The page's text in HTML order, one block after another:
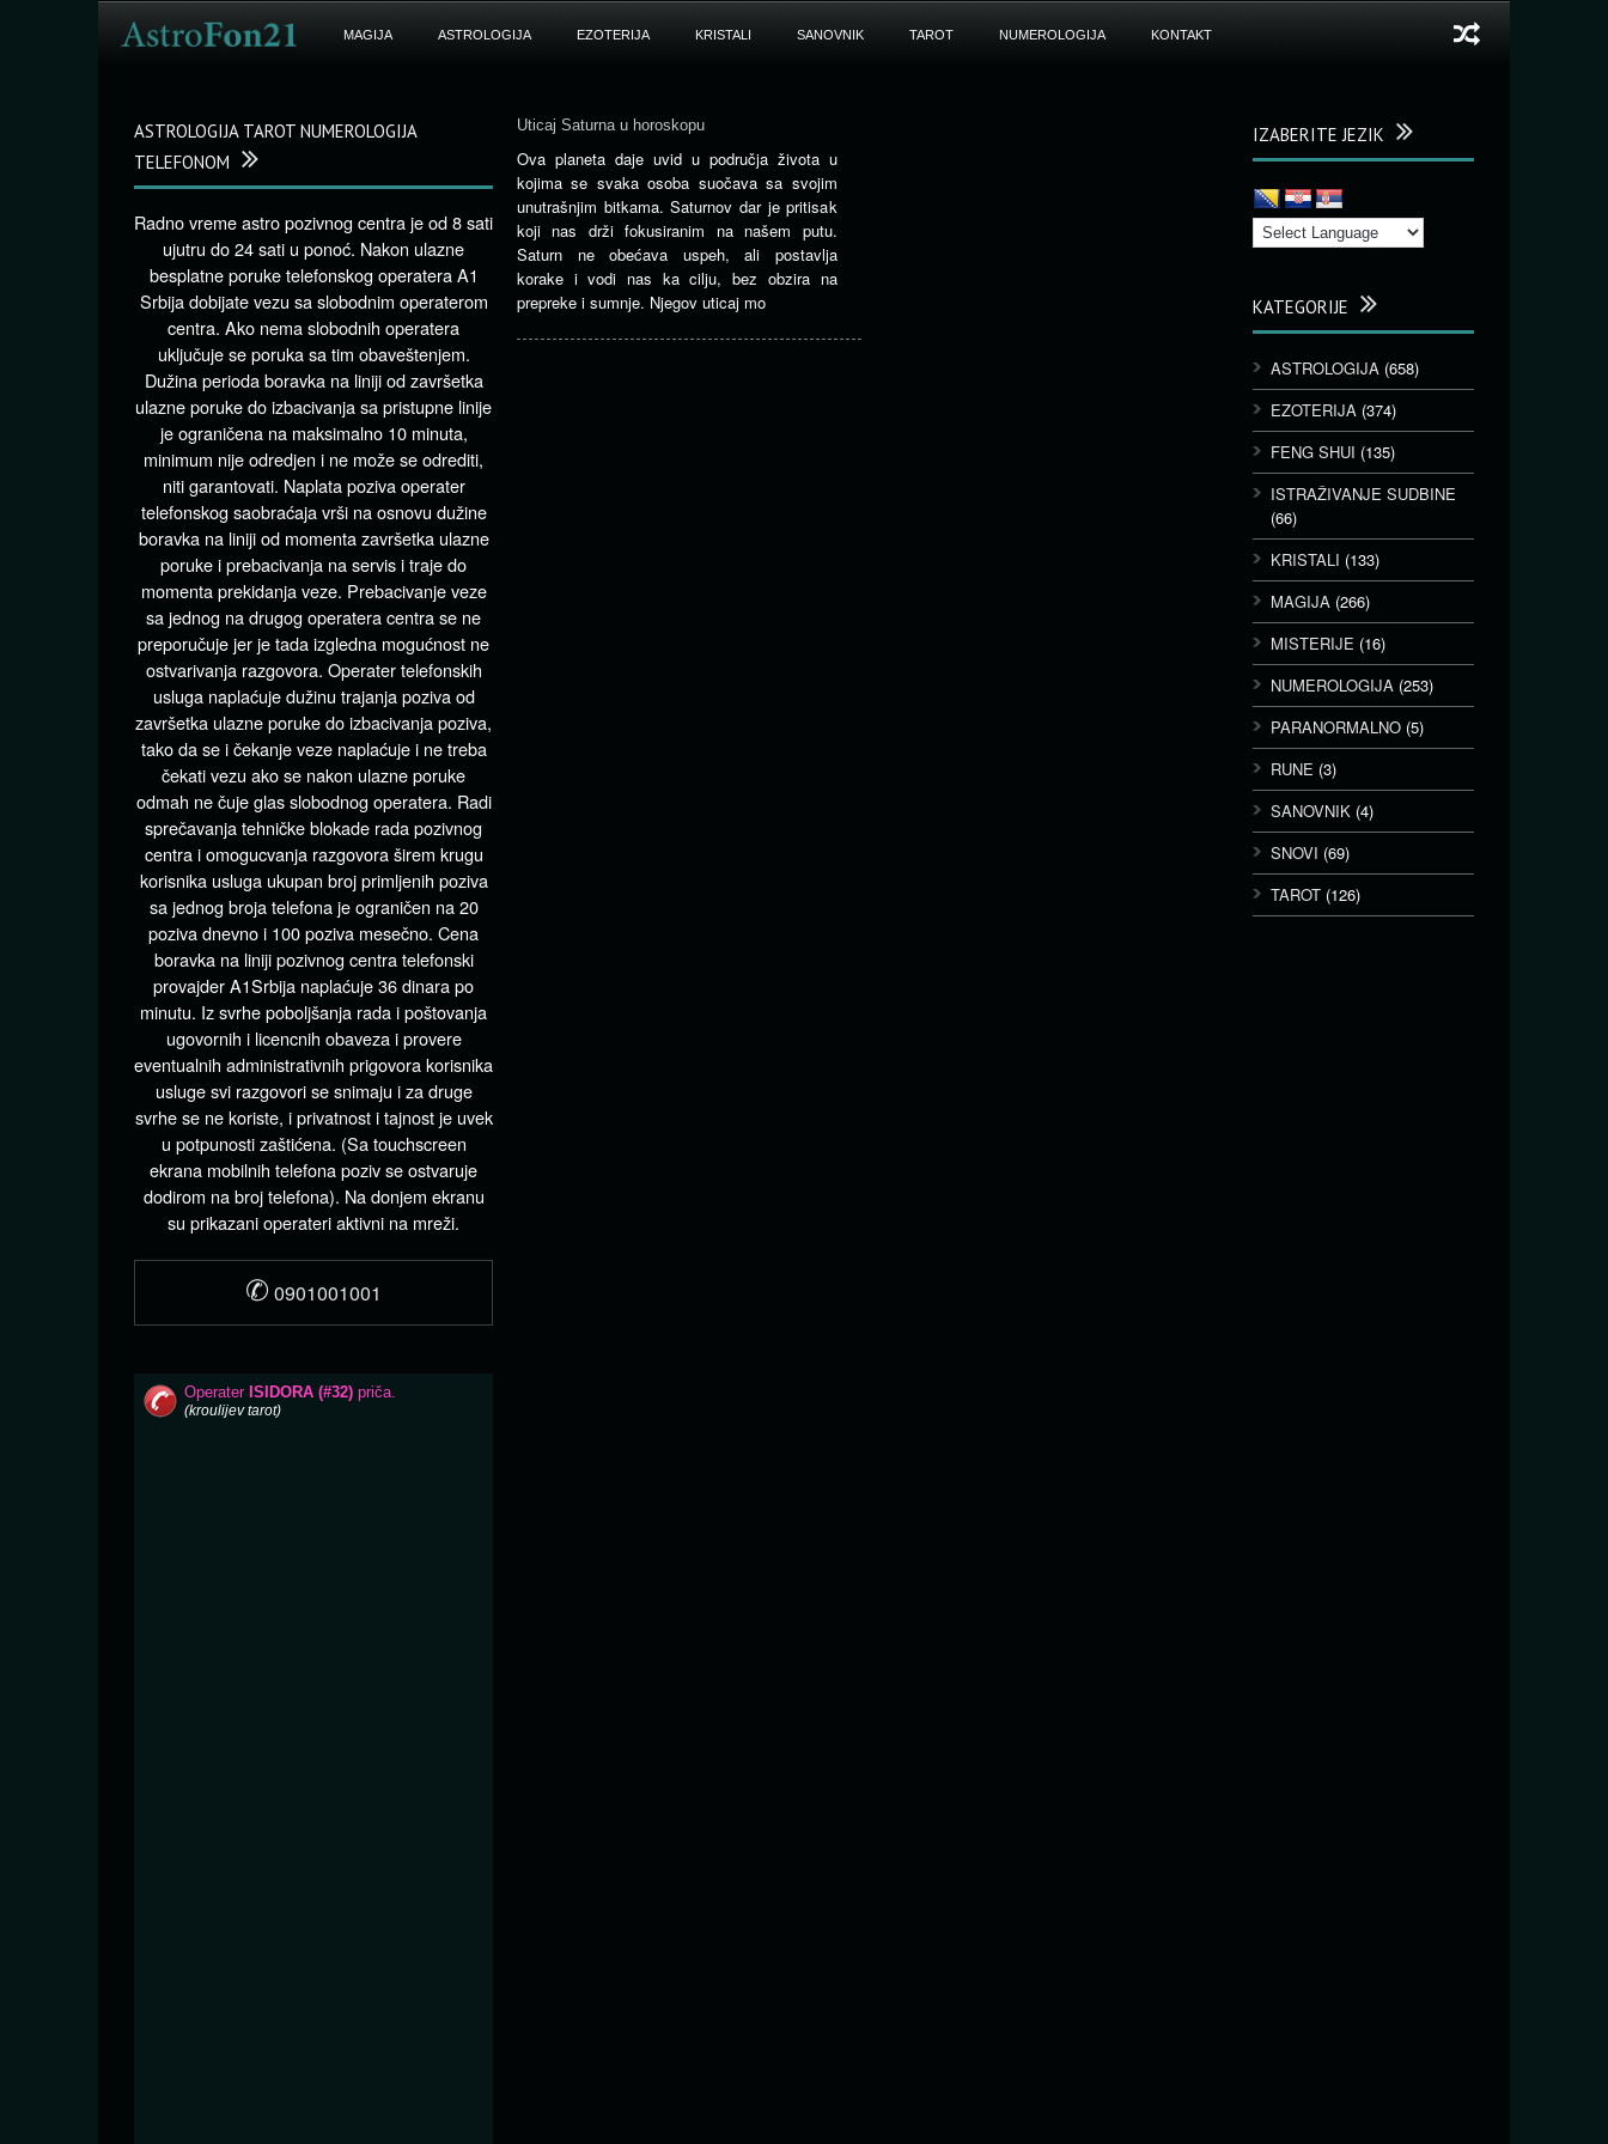
MAGIJA ASTROLOGIJA EZOTERIJA KRISTALI SANOVNIK TAROT NUMEROLOGIJA KONTAKT
Uticaj Saturna u horoskopu
Ova planeta daje uvid u područja života u
kojima se svaka osoba suočava sa svojim
unutrašnjim bitkama. Saturnov dar je pritisak
koji nas drži fokusiranim na našem putu.
Saturn ne obećava uspeh, ali postavlja
korake i vodi nas ka cilju, bez obzira na
prepreke i sumnje. Njegov uticaj mo
IZABERITE JEZIK
KATEGORIJE
ASTROLOGIJA (658)
EZOTERIJA (374)
FENG SHUI (135)
ISTRAŽIVANJE SUDBINE
(66)
KRISTALI (133)
MAGIJA (266)
MISTERIJE (16)
NUMEROLOGIJA (253)
PARANORMALNO (5)
RUNE (3)
SANOVNIK (4)
SNOVI (69)
TAROT (126)
ASTROLOGIJA TAROT NUMEROLOGIJA
TELEFONOM
Radno vreme astro pozivnog centra je od 8 sati
ujutru do 24 sati u ponoć. Nakon ulazne
besplatne poruke telefonskog operatera A1
Srbija dobijate vezu sa slobodnim operaterom
centra. Ako nema slobodnih operatera
uključuje se poruka sa tim obaveštenjem.
Dužina perioda boravka na liniji od završetka
ulazne poruke do izbacivanja sa pristupne linije
je ograničena na maksimalno 10 minuta,
minimum nije odredjen i ne može se odrediti,
niti garantovati. Naplata poziva operater
telefonskog saobraćaja vrši na osnovu dužine
boravka na liniji od momenta završetka ulazne
poruke i prebacivanja na servis i traje do
momenta prekidanja veze. Prebacivanje veze
sa jednog na drugog operatera centra se ne
preporučuje jer je tada izgledna mogućnost ne
ostvarivanja razgovora. Operater telefonskih
usluga naplaćuje dužinu trajanja poziva od
završetka ulazne poruke do izbacivanja poziva,
tako da se i čekanje veze naplaćuje i ne treba
čekati vezu ako se nakon ulazne poruke
odmah ne čuje glas slobodnog operatera. Radi
sprečavanja tehničke blokade rada pozivnog
centra i omogucvanja razgovora širem krugu
korisnika usluga ukupan broj primljenih poziva
sa jednog broja telefona je ograničen na 20
poziva dnevno i 100 poziva mesečno. Cena
boravka na liniji pozivnog centra telefonski
provajder A1Srbija naplaćuje 36 dinara po
minutu. Iz svrhe poboljšanja rada i poštovanja
ugovornih i licencnih obaveza i provere
eventualnih administrativnih prigovora korisnika
usluge svi razgovori se snimaju i za druge
svrhe se ne koriste, i privatnost i tajnost je uvek
u potpunosti zaštićena. (Sa touchscreen
ekrana mobilnih telefona poziv se ostvaruje
dodirom na broj telefona). Na donjem ekranu
su prikazani operateri aktivni na mreži.
✆ 0901001001